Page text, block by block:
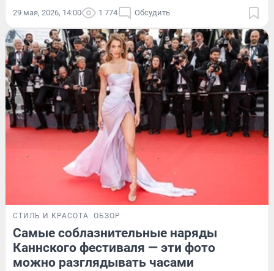
29 мая, 2026, 14:00 1 774 Обсудить
СТИЛЬ И КРАСОТА ОБЗОР
Самые соблазнительные наряды
Каннского фестиваля — эти фото
можно разглядывать часами